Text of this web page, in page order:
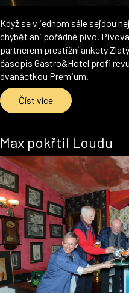
Když se v jednom sále sejdou
chybět ani pořádné pivo.
partnerem prestižní ankety
časopis Gastro&Hotel profi
dvanáctkou Premium.
Číst více
Max pokřtil Loudu